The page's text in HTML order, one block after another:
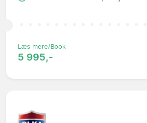
Læs mere/Book
5 995,-